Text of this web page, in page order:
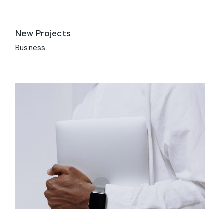
New Projects
Business